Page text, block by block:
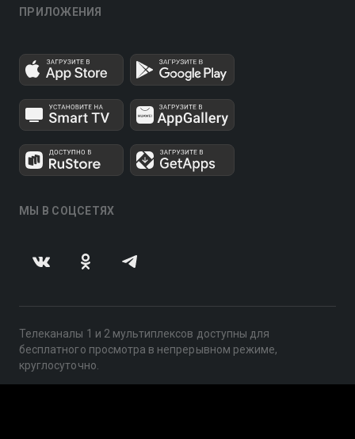
ПРИЛОЖЕНИЯ
МЫ В СОЦСЕТЯХ
Телеканалы 1 и 2 мультиплексов доступны для
бесплатного просмотра в непрерывном режиме,
круглосуточно.